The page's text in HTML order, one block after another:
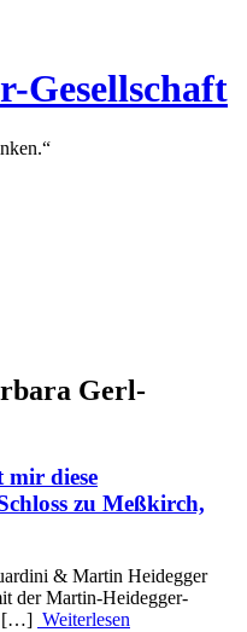
Gesellschaft
Gerl-
mir diese
zu Meßkirch,
& Martin Heidegger
der Martin-Heidegger-
[…] Weiterlesen